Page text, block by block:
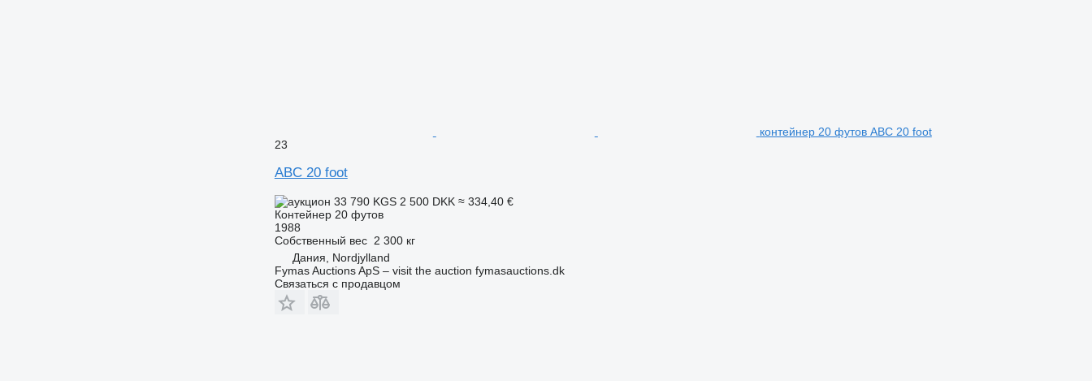
контейнер 20 футов ABC 20 foot
23
ABC 20 foot
33 790 KGS 2 500 DKK ≈ 334,40 €
Контейнер 20 футов
1988
Собственный вес 2 300 кг
Дания, Nordjylland
Fymas Auctions ApS – visit the auction fymasauctions.dk
Связаться с продавцом